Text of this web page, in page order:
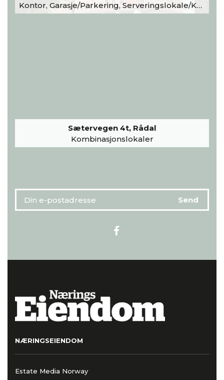
Kontor, Garasje/Parkering, Serveringslokale/Kantine, Undervisning/Arrangement
Sætervegen 4t, Rådal
Kombinasjonslokaler
NÆRINGSEIENDOM
Estate Media Norway